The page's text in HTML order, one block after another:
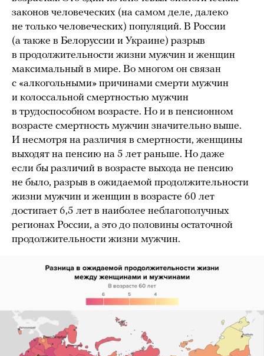
законов человеческих (на самом деле, далеко
не только человеческих) популяций. В России
(а также в Белоруссии и Украине) разрыв
в продолжительности жизни мужчин и женщин
максимальный в мире. Во многом он связан
с «алкогольными» причинами смерти мужчин
и колоссальной смертностью мужчин
в трудоспособном возрасте. Но и в пенсионном
возрасте смертность мужчин значительно выше.
И несмотря на различия в смертности, женщины
выходят на пенсию на 5 лет раньше. Но даже
если бы различий в возрасте выхода не пенсию
не было, разрыв в ожидаемой продолжительности
жизни мужчин и женщин в возрасте 60 лет
достигает 6,5 лет в наиболее неблагополучных
регионах России, а это до половины остаточной
продолжительности жизни мужчин.